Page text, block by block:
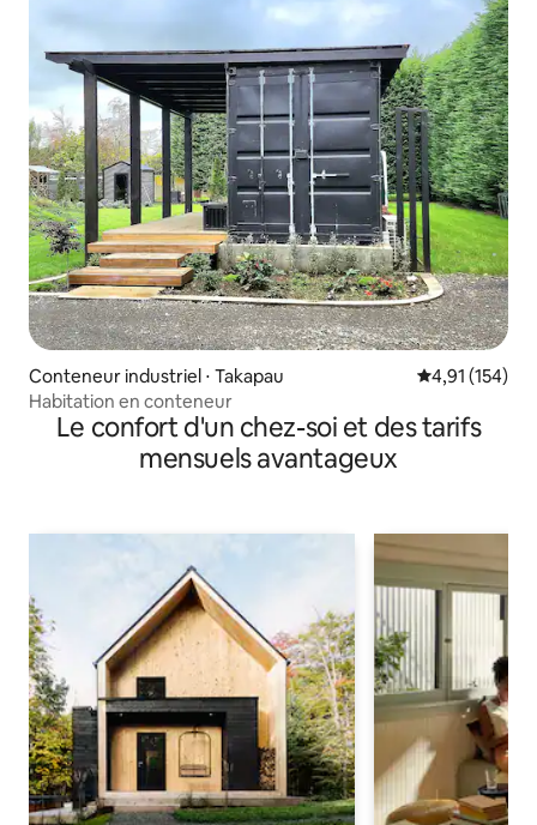
Conteneur industriel ⋅ Takapau Évaluation
4,91 (154)
Habitation en conteneur
Le confort d'un chez-soi et des tarifs
mensuels avantageux